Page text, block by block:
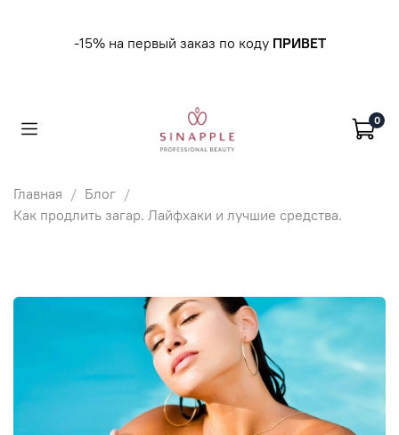
-15% на первый заказ по коду ПРИВЕТ
0
Главная
Блог
Как продлить загар. Лайфхаки и лучшие средства.